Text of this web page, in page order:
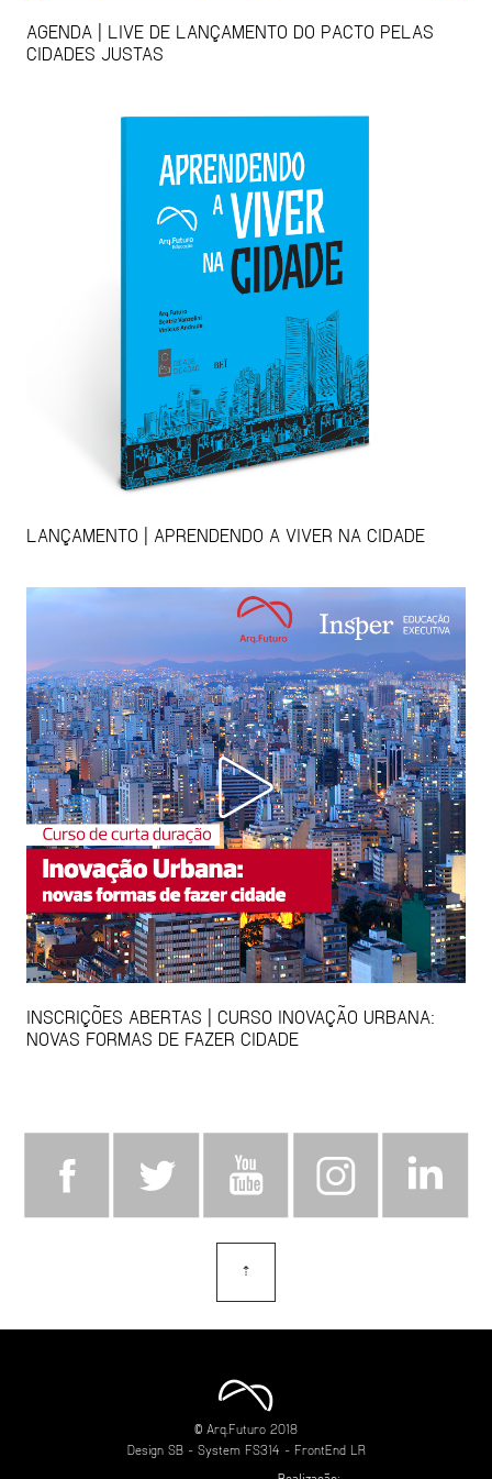
AGENDA | LIVE DE LANÇAMENTO DO PACTO PELAS
CIDADES JUSTAS
LANÇAMENTO | APRENDENDO A VIVER NA CIDADE
INSCRIÇÕES ABERTAS | CURSO INOVAÇÃO URBANA:
NOVAS FORMAS DE FAZER CIDADE
⇡
© Arq.Futuro 2018
Design SB- System FS314 - FrontEnd LR